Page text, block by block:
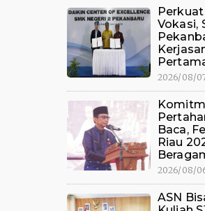
Vokasi,
2026/08/
Baca,
Riau
2026/08/
ASN